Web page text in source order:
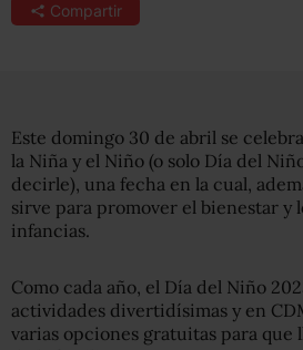
Compartir
Este domingo 30 de abril se
la Niña y el Niño (o solo Día del
decirle), una fecha en la cual,
sirve para promover el bienestar y
infancias.
Como cada año, el Día del Niño
actividades divertidísimas y en
varias opciones gratuitas para que